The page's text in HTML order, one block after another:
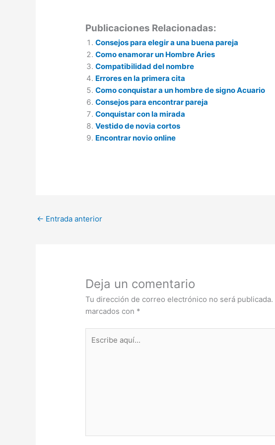
Publicaciones Relacionadas:
Consejos para elegir a una buena pareja
Como enamorar un Hombre Aries
Compatibilidad del nombre
Errores en la primera cita
Como conquistar a un hombre de signo Acuario
Consejos para encontrar pareja
Conquistar con la mirada
Vestido de novia cortos
Encontrar novio online
← Entrada anterior
Deja un comentario
Tu dirección de correo electrónico no será publicada.
marcados con *
aquí...